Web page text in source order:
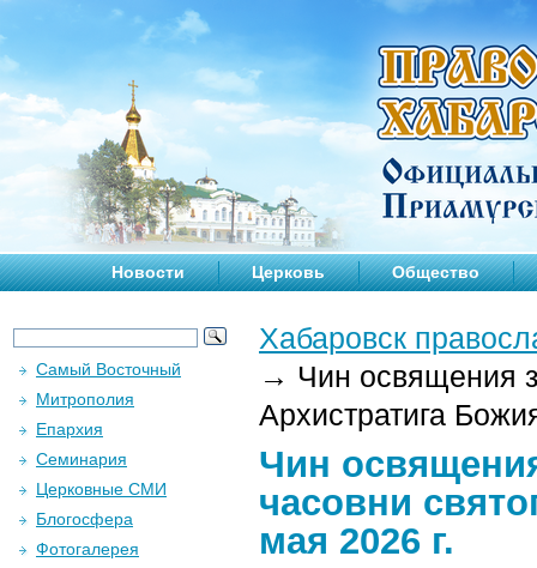
Новости Церковь Общество
Хабаровск
→ Чин освящения
Архистратига
Чин
часовни
мая 2026 г.
Самый Восточный
Митрополия
Епархия
Семинария
Церковные СМИ
Блогосфера
Фотогалерея